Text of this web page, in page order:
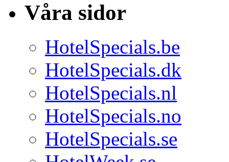
Våra sidor
HotelSpecials.be
HotelSpecials.dk
HotelSpecials.nl
HotelSpecials.no
HotelSpecials.se